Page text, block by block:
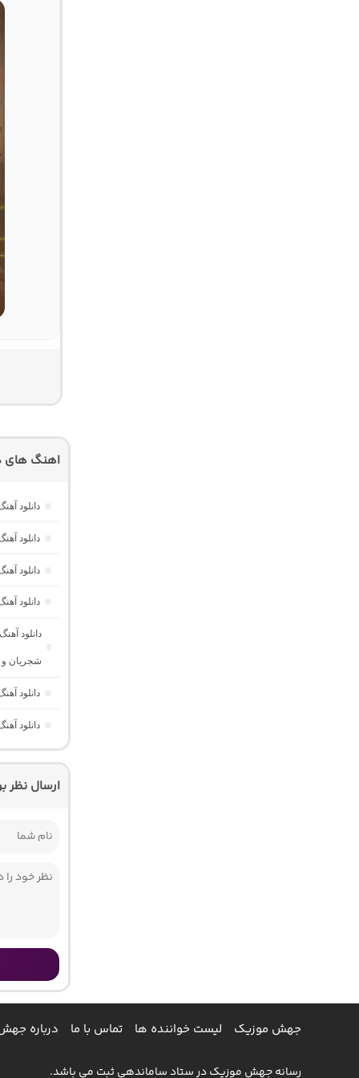
اهنگ های
دانلود
دانلود
دانلود
دانلود آهنگ تیرا 1 “اولین قسمت از پادکست تیرا کاری”
دانلود
شجریان و
دانلود
دانلود
ارسال نظر
جهش موزیک لیست خواننده ها تماس با ما درباره
رسانه جهش موزیک در ستاد ساماندهی ثبت می باشد.